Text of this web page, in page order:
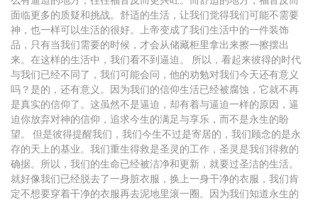
面临更多的质疑和挑战。舒适的生活，让我们觉得我们可能不需要
神，也一样可以生活的很好。上帝变成了我们生活中的一件装饰
品，只有当我们需要的时候，才会从储藏柜里拿出来擦一擦摆出
来。在这样的生活中，我们看不到逼迫。 所以，看起来彼得的时代
与我们已经不同了，我们可能会问，他的劝勉对我们今天还有意义
吗？是的，还有意义。因为我们的信仰生活已经被腐蚀，它就不再
是真实的信仰了。这虽然不是逼迫，却有着与逼迫一样的原因，逼
迫你放弃对神的信仰，追求今生的满足与享乐，而不是永生的盼
望。 但是彼得提醒我们，我们今生不过是寄居的，我们顾念的是永
存的天上的基业。我们重生得救是圣灵的工作，圣灵是我们得救的
确据。所以，我们的生命已经被洁净和更新，就要过圣洁的生活。
就好像我们已经脱去了一身脏衣服，换上一身干净的衣服，我们肯
定不想要穿着干净的衣服再去泥地里滚一圈。因为我们知道永生的